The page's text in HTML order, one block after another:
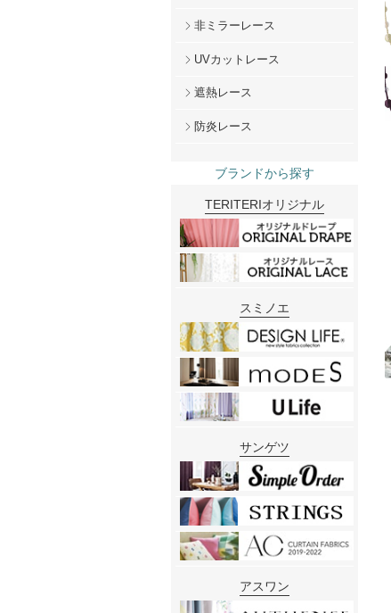
非ミラーレース
UVカットレース
遮熱レース
防炎レース
ブランドから探す
TERITERIオリジナル
スミノエ
サンゲツ
アスワン